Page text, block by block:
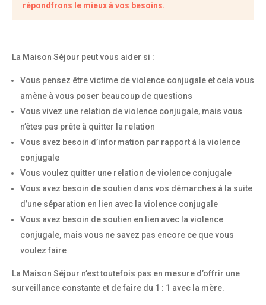
répondfrons le mieux à vos besoins.
La Maison Séjour peut vous aider si :
Vous pensez être victime de violence conjugale et cela vous
amène à vous poser beaucoup de questions
Vous vivez une relation de violence conjugale, mais vous
n’êtes pas prête à quitter la relation
Vous avez besoin d’information par rapport à la violence
conjugale
Vous voulez quitter une relation de violence conjugale
Vous avez besoin de soutien dans vos démarches à la suite
d’une séparation en lien avec la violence conjugale
Vous avez besoin de soutien en lien avec la violence
conjugale, mais vous ne savez pas encore ce que vous
voulez faire
La Maison Séjour n’est toutefois pas en mesure d’offrir une
surveillance constante et de faire du 1 : 1 avec la mère.